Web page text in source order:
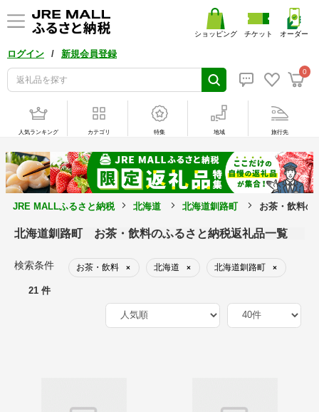
ログイン / 新規会員登録
0
ショッピング チケット オーダー
人気ランキング カテゴリ 特集 地域 旅行先
JRE MALLふるさと納税 北海道 北海道釧路町 お茶・飲料の
北海道釧路町 お茶・飲料のふるさと納税返礼品一覧
検索条件 お茶・飲料 × 北海道 × 北海道釧路町 ×
21 件